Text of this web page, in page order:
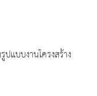
บบงานโครงสร้าง